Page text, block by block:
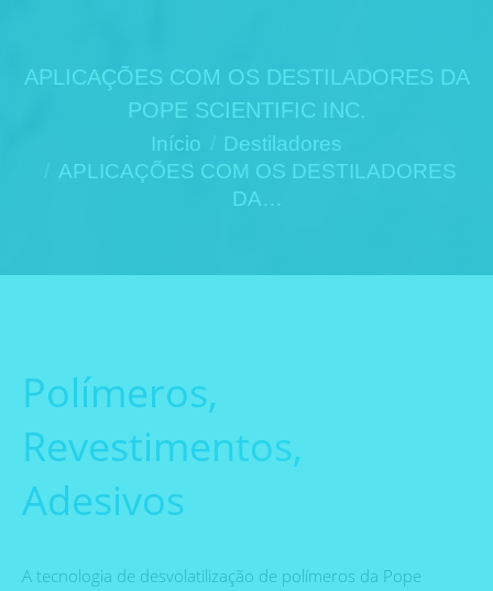
APLICAÇÕES COM OS DESTILADORES DA
POPE SCIENTIFIC INC.
Início
Destiladores
APLICAÇÕES COM OS DESTILADORES
DA…
Polímeros,
Revestimentos,
Adesivos
A tecnologia de desvolatilização de polímeros da Pope